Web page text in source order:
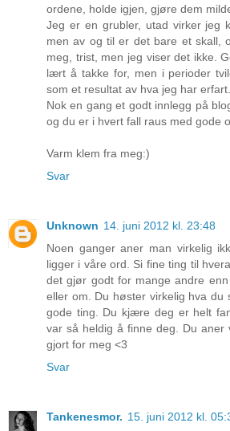
ordene, holde igjen, gjøre dem
Jeg er en grubler, utad virker jeg
men av og til er det bare et skall,
meg, trist, men jeg viser det ikke.
lært å takke for, men i perioder
som et resultat av hva jeg har erfart.
Nok en gang et godt innlegg på
og du er i hvert fall raus med gode
Varm klem fra meg:)
Svar
Unknown 14. juni 2012 kl. 23:48
Noen ganger aner man virkelig
ligger i våre ord. Si fine ting til
det gjør godt for mange andre
eller om. Du høster virkelig hva du
gode ting. Du kjære deg er helt
var så heldig å finne deg. Du aner
gjort for meg <3
Svar
Tankenesmor. 15. juni 2012 kl.